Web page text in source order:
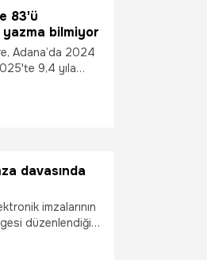
etki üreten
83'ü
yazma bilmiyor
Adana’da 2024
9,4 yıla
320 bine
davasında
imzalarının
düzenlendiği